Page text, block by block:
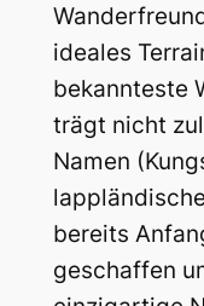
ideales
bekannteste
trägt nicht
Namen
bereits
geschaffen